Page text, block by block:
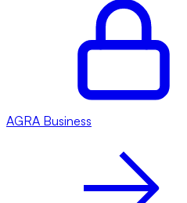
AGRA Business